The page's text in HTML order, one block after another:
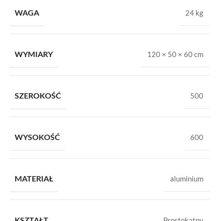
WAGA 24 kg
WYMIARY 120 × 50 × 60 cm
SZEROKOŚĆ 500
WYSOKOŚĆ 600
MATERIAŁ aluminium